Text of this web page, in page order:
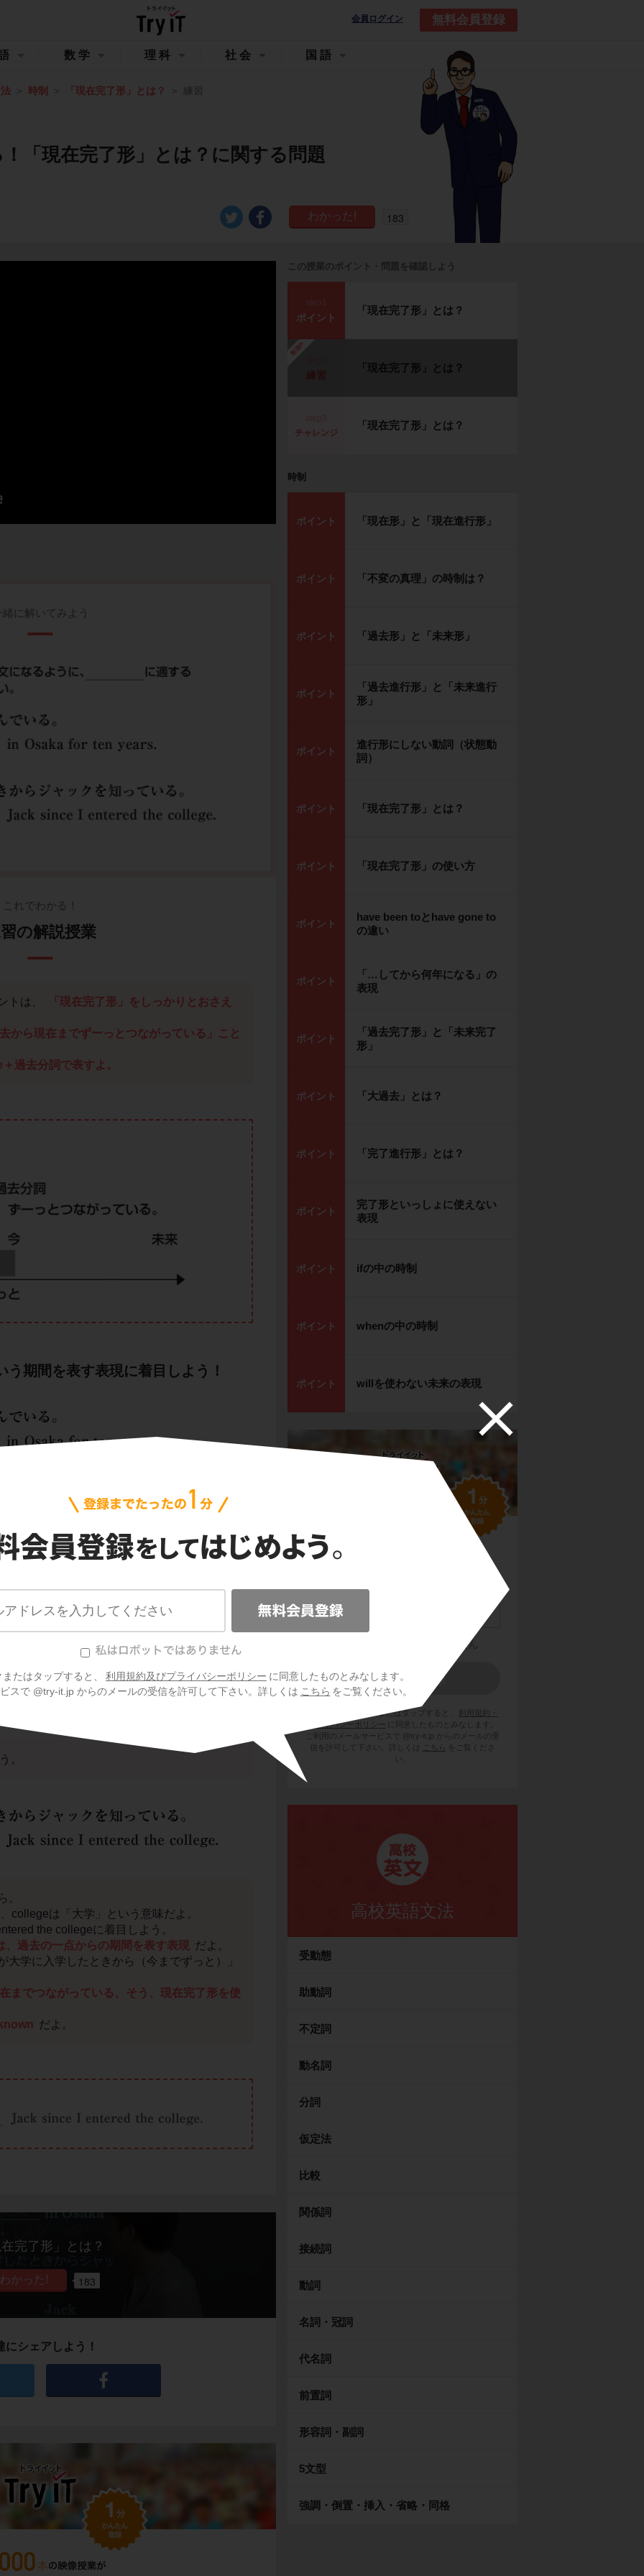
会員ログイン 無料会員登録
たはタップすると、 利用規約及びプライバシーポリシー に同意したものとみなします。
スで @try-it.jp からのメールの受信を許可して下さい。詳しくは こちら をご覧ください。
数学 理科 社会 国語
時制 「現在完了形」とは？ 練習
「現在完了形」とは？に関する問題
183
緒に解いてみよう
これでわかる！
の解説授業
トは、 「現在完了形」をしっかりとおさえ
から現在までずーっとつながっている」こと
過去分詞で表すよ。
期間を表す表現に着目しよう！
は「10年間」という意味。
去の一点から始まる期間を表す表現
なん
までずーっと」という、現在完了形のイメ
。
。
。
collegeは「大学」という意味だよ。
the collegeに着目しよう。
過去の一点からの期間を表す表現 だよ。
大学に入学したときから（今までずっと）」
までつながっている、そう、現在完了形を使
だよ。
完了形」とは？
183
にシェアしよう！
この授業のポイント・問題を確認しよう
ポイント
「現在完了形」とは？
勉強中
「現在完了形」とは？
チャレンジ
「現在完了形」とは？
時制
ポイント 「現在形」と「現在進行形」
ポイント 「不変の真理」の時制は？
ポイント 「過去形」と「未来形」
ポイント
「過去進行形」と「未来進行
形」
ポイント
進行形にしない動詞（状態動
詞）
ポイント 「現在完了形」とは？
ポイント 「現在完了形」の使い方
ポイント
have been toとhave gone to
の違い
ポイント
「…してから何年になる」の
表現
ポイント
「過去完了形」と「未来完了
形」
ポイント 「大過去」とは？
ポイント 「完了進行形」とは？
ポイント
完了形といっしょに使えない
表現
ポイント ifの中の時制
ポイント whenの中の時制
ポイント willを使わない未来の表現
会員登録をクリックまたはタップすると、
利用規約・
プライバシーポリシー
に同意したものとみなします。
ご利用のメールサービスで @try-it.jp からのメールの受
信を許可して下さい。詳しくは
こちら
をご覧くださ
い。
高校英語文法
受動態
助動詞
不定詞
動名詞
分詞
仮定法
比較
関係詞
接続詞
動詞
名詞・冠詞
代名詞
前置詞
形容詞・副詞
5文型
強調・倒置・挿入・省略・同格